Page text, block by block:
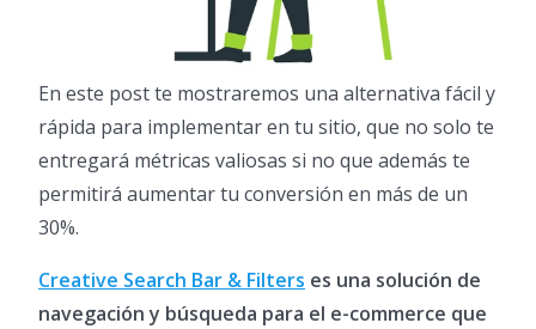
En este post te mostraremos una alternativa fácil y
rápida para implementar en tu sitio, que no solo te
entregará métricas valiosas si no que además te
permitirá aumentar tu conversión en más de un
30%.
Creative Search Bar & Filters es una solución de
navegación y búsqueda para el e-commerce que